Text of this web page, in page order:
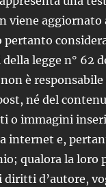
viene aggiornato
pertanto
legge n° 62
è
né del
o immagini
internet e,
qualora la loro
diritti d’autore,